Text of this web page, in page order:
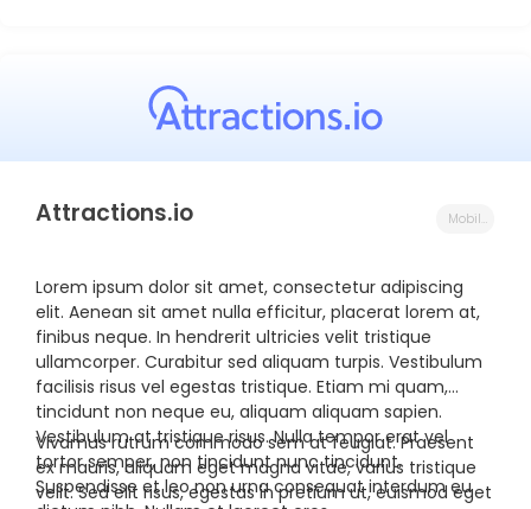
ac ornare metus. Donec ut vestibulum velit. Nam
consectetur vehicula hendrerit.
Attractions.io Mobile Innovation Partner
Lorem ipsum dolor sit amet, consectetur adipiscing
elit. Aenean sit amet nulla efficitur, placerat lorem at,
finibus neque. In hendrerit ultricies velit tristique
ullamcorper. Curabitur sed aliquam turpis. Vestibulum
facilisis risus vel egestas tristique. Etiam mi quam,
tincidunt non neque eu, aliquam aliquam sapien.
Vestibulum at tristique risus. Nulla tempor erat vel
tortor semper, non tincidunt nunc tincidunt.
Suspendisse et leo non urna consequat interdum eu
Vivamus rutrum commodo sem at feugiat. Praesent
ex mauris, aliquam eget magna vitae, varius tristique
velit. Sed elit risus, egestas in pretium ut, euismod eget